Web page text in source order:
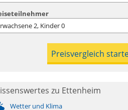
2, Kinder0
zu Ettenheim
Wetter und Klima